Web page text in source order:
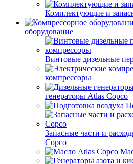
Комплектующие и
оборудование
Винтовые дизельные
компрессоры
генераторы Atlas Copco
Запасные части и
Copco